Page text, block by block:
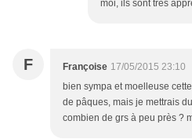
moi, ils sont très
F Françoise 17/05/2015 23:10
bien sympa et moelleuse
de pâques, mais je mettrais
combien de grs à peu près ?